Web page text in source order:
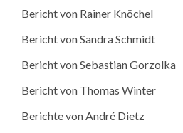
Bericht von Rainer Knöchel
Bericht von Sandra Schmidt
Bericht von Sebastian Gorzolka
Bericht von Thomas Winter
Berichte von André Dietz